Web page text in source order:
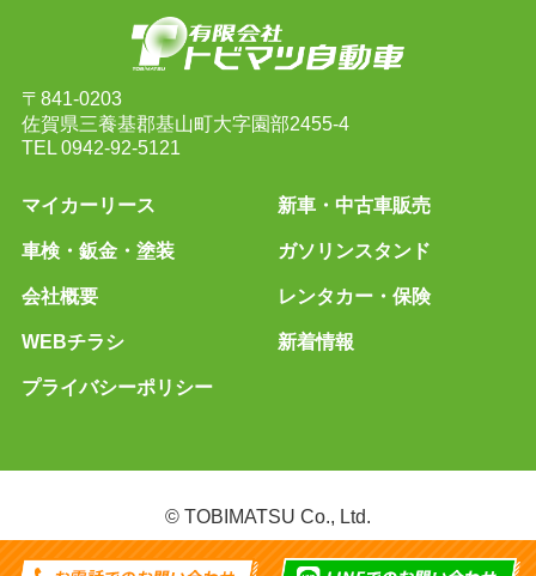
〒841-0203
佐賀県三養基郡基山町大字園部2455-4
TEL0942-92-5121
マイカーリース 新車・中古車販売
車検・鈑金・塗装 ガソリンスタンド
レンタカー・保険
会社概要
新着情報
WEBチラシ
プライバシーポリシー
© TOBIMATSU Co., Ltd.